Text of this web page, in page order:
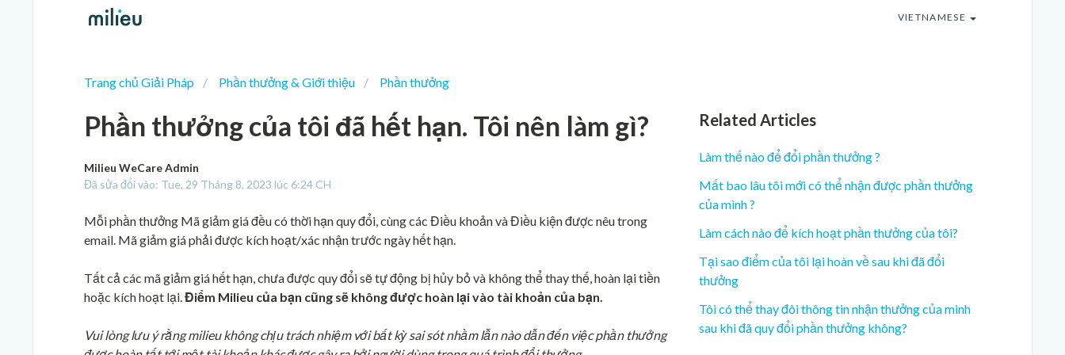
VIETNAMESE
Trang chủ Giải Pháp Phần thưởng & Giới thiệu Phần thưởng
Phần thưởng của tôi đã hết hạn. Tôi nên làm gì?
Milieu WeCare Admin
Đã sửa đổi vào: Tue, 29 Tháng 8, 2023 lúc 6:24 CH
Mỗi phần thưởng Mã giảm giá đều có thời hạn quy đổi, cùng các Điều khoản và Điều kiện được nêu trong
email. Mã giảm giá phải được kích hoạt/xác nhận trước ngày hết hạn.
Tất cả các mã giảm giá hết hạn, chưa được quy đổi sẽ tự động bị hủy bỏ và không thể thay thế, hoàn lại tiền
hoặc kích hoạt lại.Điểm Milieu của bạn cũng sẽ không được hoàn lại vào tài khoản của bạn.
Vui lòng lưu ý rằng milieu không chịu trách nhiệm với bất kỳ sai sót nhầm lẫn nào dẫn đến việc phần thưởng
Related Articles
Làm thế nào để đổi phần thưởng ?
Mất bao lâu tôi mới có thể nhận được phần thưởng
của mình ?
Làm cách nào để kích hoạt phần thưởng của tôi?
Tại sao điểm của tôi lại hoàn về sau khi đã đổi
thưởng
Tôi có thể thay đôi thông tin nhận thưởng của minh
sau khi đã quy đổi phần thưởng không?